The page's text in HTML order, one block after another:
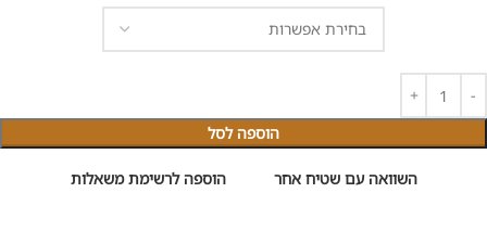
הוספה לסל
השוואה עם שטיח אחר הוספה לרשימת משאלות